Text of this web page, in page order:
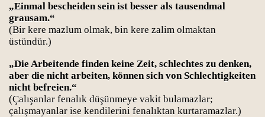
„Einmal bescheiden sein ist besser als tausendmal
grausam.“
(Bir kere mazlum olmak, bin kere zalim olmaktan
üstündür.)
„Die Arbeitende finden keine Zeit, schlechtes zu denken,
aber die nicht arbeiten, können sich von Schlechtigkeiten
nicht befreien.“
(Çalışanlar fenalık düşünmeye vakit bulamazlar;
çalışmayanlar ise kendilerini fenalıktan kurtaramazlar.)